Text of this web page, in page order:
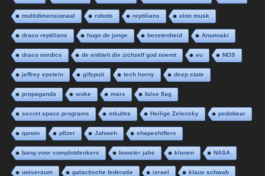
multidimensionaal robots reptilians elon musk
draco reptilians hugo de jonge bezetenheid Anunnaki
draco nordics de entiteit die zichzelf god noemt eu NOS
jeffrey epstein gifspuit tech horny deep state
propaganda woke mars false flag
secret space programs mkultra Heilige Zelensky pedobear
qanon pfizer Jahweh shapeshifters
bang voor complotdenkers booster jabs klonen NASA
universum galactische federatie israel klaus schwab